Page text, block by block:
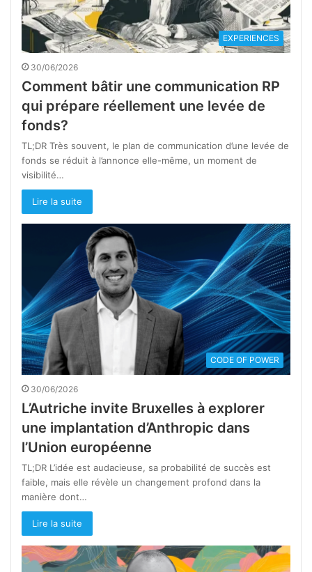
EXPERIENCES
30/06/2026
Comment bâtir une communication RP
qui prépare réellement une levée de
fonds?
TL;DR Très souvent, le plan de communication d’une levée de
fonds se réduit à l’annonce elle-même, un moment de
visibilité…
Lire la suite
CODE OF POWER
30/06/2026
L’Autriche invite Bruxelles à explorer
une implantation d’Anthropic dans
l’Union européenne
TL;DR L’idée est audacieuse, sa probabilité de succès est
faible, mais elle révèle un changement profond dans la
manière dont…
Lire la suite